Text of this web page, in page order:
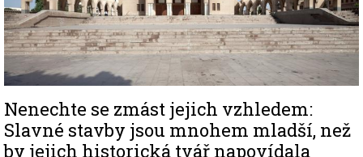
Nenechte se zmást jejich vzhledem:
Slavné stavby jsou mnohem mladší, než
by jejich historická tvář napovídala